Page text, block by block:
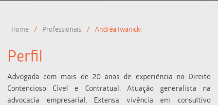
Home / Professionais / Andréa Iwanicki
Perfil
Advogada com mais de 20 anos de experiência no Direito
Contencioso Cível e Contratual. Atuação generalista na
advocacia empresarial. Extensa vivência em consultivo